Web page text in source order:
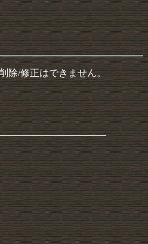
除/修正はできません。